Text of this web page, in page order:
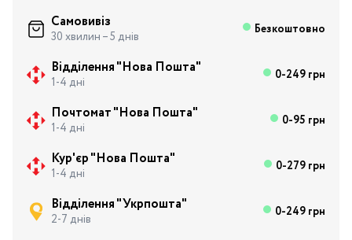
Самовивіз
30 хвилин – 5 днів Безкоштовно
Відділення "Нова Пошта"
1-4 дні 0-249 грн
Почтомат "Нова Пошта"
1-4 дні 0-95 грн
Кур'єр "Нова Пошта"
1-4 дні 0-279 грн
Відділення "Укрпошта"
2-7 днів 0-249 грн